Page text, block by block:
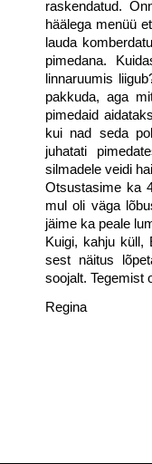
raskendatud.
häälega menüü
lauda
pimedana.
linnaruumis
pakkuda, aga
pimedaid
kui nad seda
juhatati
silmadele veidi
Otsustasime ka
mul oli väga
jäime ka peale
Kuigi, kahju küll,
sest näitus
soojalt. Tegemist
Regina